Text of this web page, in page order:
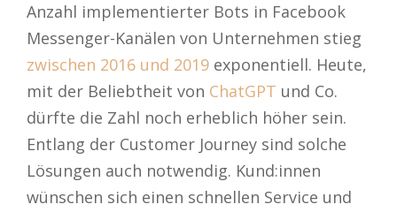
Anzahl implementierter Bots in Facebook
Messenger-Kanälen von Unternehmen stieg
zwischen 2016 und 2019 exponentiell. Heute,
mit der Beliebtheit von ChatGPT und Co.
dürfte die Zahl noch erheblich höher sein.
Entlang der Customer Journey sind solche
Lösungen auch notwendig. Kund:innen
wünschen sich einen schnellen Service und